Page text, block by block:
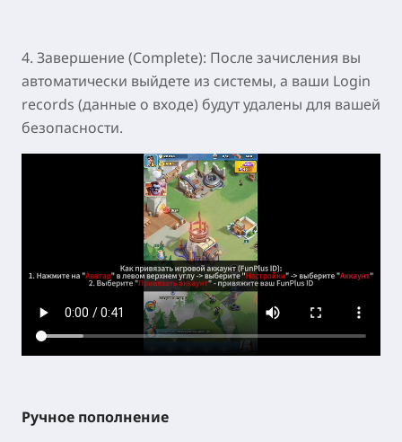
4. Завершение (Complete): После зачисления вы
автоматически выйдете из системы, а ваши Login
records (данные о входе) будут удалены для вашей
безопасности.
Ручное пополнение